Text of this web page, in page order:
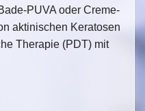
PUVA oder Creme-
aktinischen Keratosen
Therapie (PDT) mit